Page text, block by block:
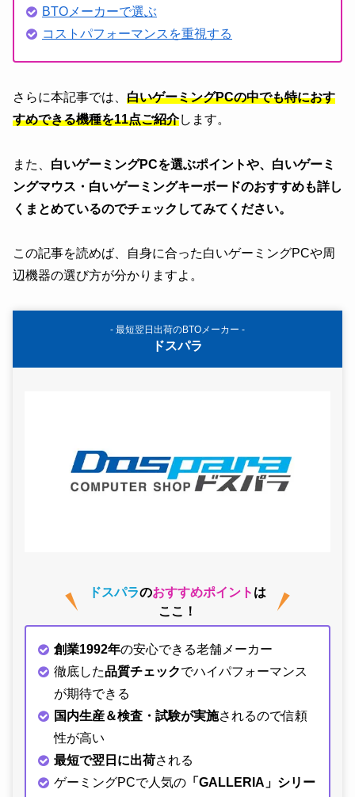
BTOメーカーで選ぶ
コストパフォーマンスを重視する
さらに本記事では、 白いゲーミングPCの中でも特におす
すめできる機種を11点ご紹介します。
また、 白いゲーミングPCを選ぶポイントや、白いゲーミ
ングマウス・白いゲーミングキーボードのおすすめも詳し
くまとめているのでチェックしてみてください。
この記事を読めば、自身に合った白いゲーミングPCや周
辺機器の選び方が分かりますよ。
- 最短翌日出荷のBTOメーカー -
ドスパラ
ドスパラのおすすめポイント は
ここ！
創業1992年の安心できる老舗メーカー
徹底した品質チェックでハイパフォーマンス
が期待できる
国内生産＆検査・試験が実施されるので信頼
性が高い
最短で翌日に出荷される
ゲーミングPCで人気の 「GALLERIA」シリー